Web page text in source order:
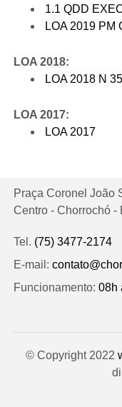
1.1 QDD
LOA 2019 PM
LOA 2018:
LOA 2018 N
LOA 2017:
LOA 2017
Praça Coronel João
Centro - Chorrochó -
Tel. (75) 3477-2174
E-mail:
Funcionamento: 08h
© Copyright 2022